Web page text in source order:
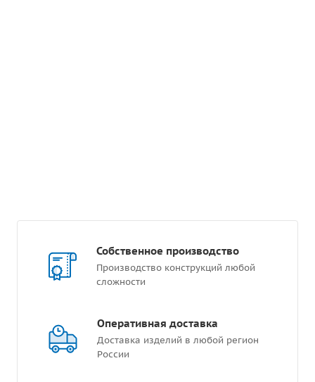
Собственное производство
Производство конструкций любой
сложности
Оперативная доставка
Доставка изделий в любой регион
России